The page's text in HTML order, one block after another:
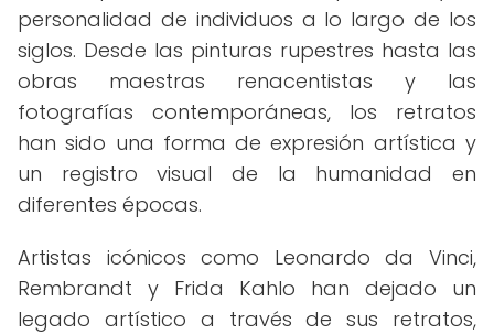
personalidad de individuos a lo largo de los
siglos. Desde las pinturas rupestres hasta las
obras maestras renacentistas y las
fotografías contemporáneas, los retratos
han sido una forma de expresión artística y
un registro visual de la humanidad en
diferentes épocas.
Artistas icónicos como Leonardo da Vinci,
Rembrandt y Frida Kahlo han dejado un
legado artístico a través de sus retratos,